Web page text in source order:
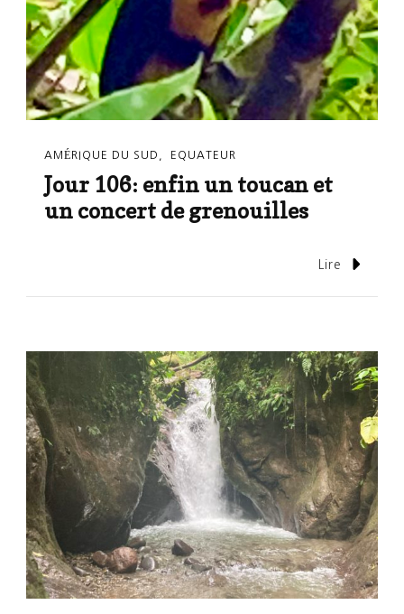
AMÉRIQUE DU SUD EQUATEUR
Jour 106: enfin un toucan et
un concert de grenouilles
Lire